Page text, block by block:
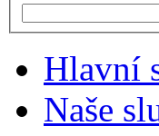
Hlavní
Naše